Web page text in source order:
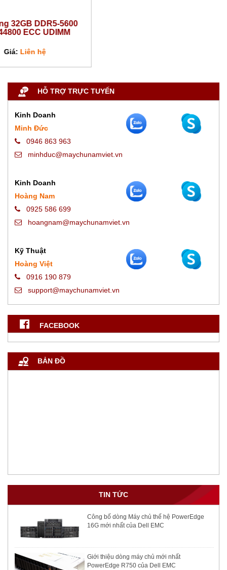
DDR5-5600
UDIMM
hệ
HỖ TRỢ TRỰC TUYẾN
Kinh Doanh
Minh Đức
0946 863 963
minhduc@maychunamviet.vn
Kinh Doanh
Hoàng Nam
0925 586 699
hoangnam@maychunamviet.vn
Kỹ Thuật
Hoàng Việt
0916 190 879
support@maychunamviet.vn
FACEBOOK
BẢN ĐỒ
TIN TỨC
Công bố dòng Máy chủ thế hệ PowerEdge
16G mới nhất của Dell EMC
Giới thiệu dòng máy chủ mới nhất
PowerEdge R750 của Dell EMC